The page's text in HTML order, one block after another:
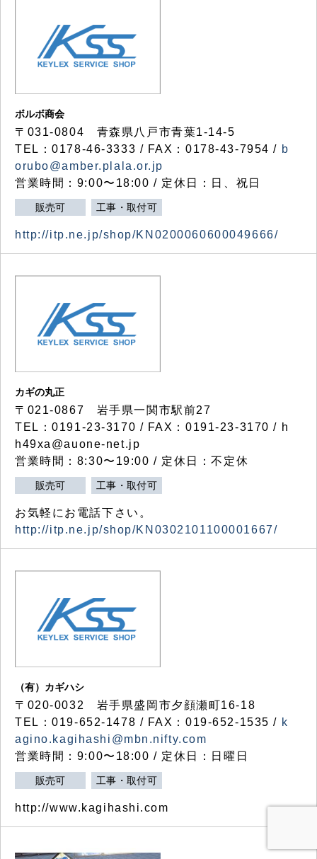
ボルボ商会
〒031-0804 青森県八戸市青葉1-14-5
TEL：0178-46-3333 / FAX：0178-43-7954 / b
orubo@amber.plala.or.jp
営業時間：9:00〜18:00 / 定休日：日、祝日
販売可 工事・取付可
http://itp.ne.jp/shop/KN0200060600049666/
カギの丸正
〒021-0867 岩手県一関市駅前27
TEL：0191-23-3170 / FAX：0191-23-3170 / h
h49xa@auone-net.jp
営業時間：8:30〜19:00 / 定休日：不定休
販売可 工事・取付可
お気軽にお電話下さい。
http://itp.ne.jp/shop/KN0302101100001667/
（有）カギハシ
〒020-0032 岩手県盛岡市夕顔瀬町16-18
TEL：019-652-1478 / FAX：019-652-1535 / k
agino.kagihashi@mbn.nifty.com
営業時間：9:00〜18:00 / 定休日：日曜日
販売可 工事・取付可
http://www.kagihashi.com